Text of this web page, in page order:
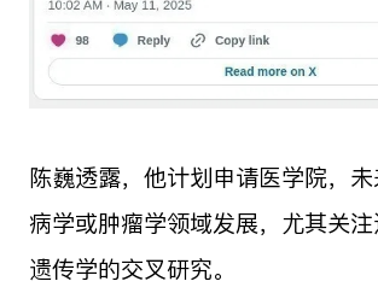
陈巍透露，他计划申请医学院，
病学或肿瘤学领域发展，尤其关
遗传学的交叉研究。